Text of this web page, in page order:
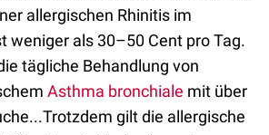
allergischen Rhinitis im
weniger als 30–50 Cent pro Tag.
tägliche Behandlung von
Asthma bronchiale mit über
gilt die allergische